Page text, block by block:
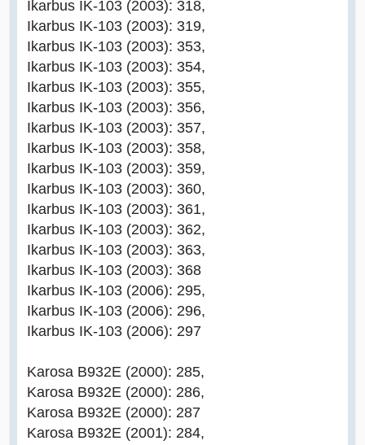
Ikarbus IK-103 (2003): 318,
Ikarbus IK-103 (2003): 319,
Ikarbus IK-103 (2003): 353,
Ikarbus IK-103 (2003): 354,
Ikarbus IK-103 (2003): 355,
Ikarbus IK-103 (2003): 356,
Ikarbus IK-103 (2003): 357,
Ikarbus IK-103 (2003): 358,
Ikarbus IK-103 (2003): 359,
Ikarbus IK-103 (2003): 360,
Ikarbus IK-103 (2003): 361,
Ikarbus IK-103 (2003): 362,
Ikarbus IK-103 (2003): 363,
Ikarbus IK-103 (2003): 368
Ikarbus IK-103 (2006): 295,
Ikarbus IK-103 (2006): 296,
Ikarbus IK-103 (2006): 297
Karosa B932E (2000): 285,
Karosa B932E (2000): 286,
Karosa B932E (2000): 287
Karosa B932E (2001): 284,